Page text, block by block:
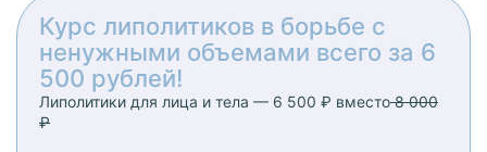
Курс липолитиков в борьбе с
ненужными объемами всего за 6
500 рублей!
Липолитики для лица и тела — 6 500 ₽ вместо8 000
₽